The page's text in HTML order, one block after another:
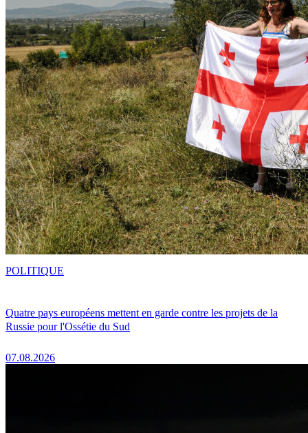
Quatre pays européens mettent en garde contre les projets de la
Russie pour l'Ossétie du Sud
07.08.2026
POLITIQUE